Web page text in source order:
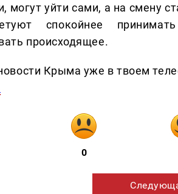
могут уйти сами, а на смену
спокойнее
происходящее.
Крыма уже в твоем
0